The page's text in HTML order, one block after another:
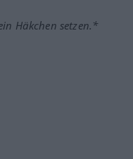
Häkchen setzen.*